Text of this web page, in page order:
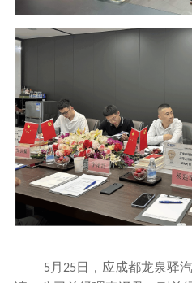
5 月 25 日，应成都龙泉驿